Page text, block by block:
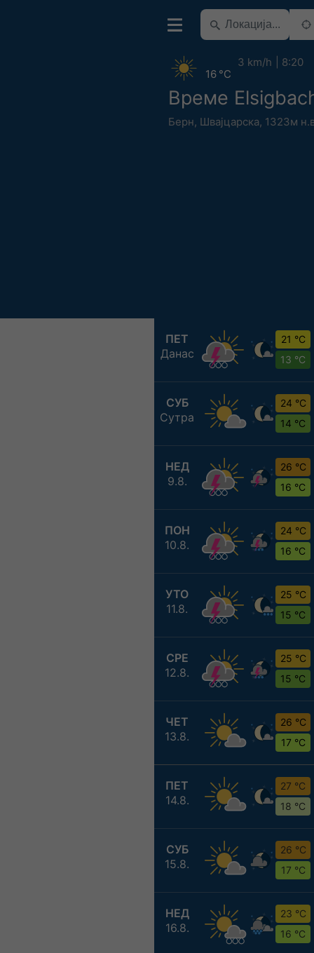
Време
Берн, Швајцарска, 1323м
16 °C
3 km/h 8:20
ПЕТ
Данас
21 °C
13 °C
СУБ
Сутра
24 °C
14 °C
НЕД
9.8.
26 °C
16 °C
ПОН
10.8.
24 °C
16 °C
УТО
11.8.
25 °C
15 °C
СРЕ
12.8.
25 °C
15 °C
ЧЕТ
13.8.
26 °C
17 °C
ПЕТ
14.8.
27 °C
18 °C
СУБ
15.8.
26 °C
17 °C
НЕД
16.8.
23 °C
16 °C